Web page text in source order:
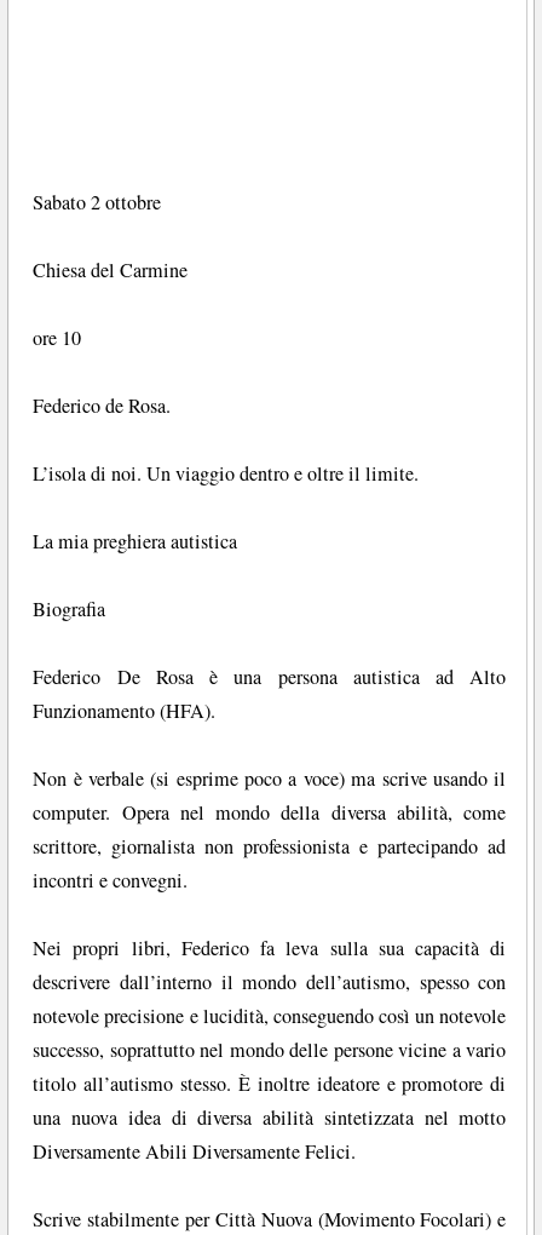
Sabato 2 ottobre
Chiesa del Carmine
ore 10
Federico de Rosa.
L’isola di noi. Un viaggio dentro e oltre il limite.
La mia preghiera autistica
Biografia
Federico De Rosa è una persona autistica ad Alto
Funzionamento (HFA).
Non è verbale (si esprime poco a voce) ma scrive usando il
computer. Opera nel mondo della diversa abilità, come
scrittore, giornalista non professionista e partecipando ad
incontri e convegni.
Nei propri libri, Federico fa leva sulla sua capacità di
descrivere dall’interno il mondo dell’autismo, spesso con
notevole precisione e lucidità, conseguendo così un notevole
successo, soprattutto nel mondo delle persone vicine a vario
titolo all’autismo stesso. È inoltre ideatore e promotore di
una nuova idea di diversa abilità sintetizzata nel motto
Diversamente Abili Diversamente Felici.
Scrive stabilmente per Città Nuova (Movimento Focolari) e